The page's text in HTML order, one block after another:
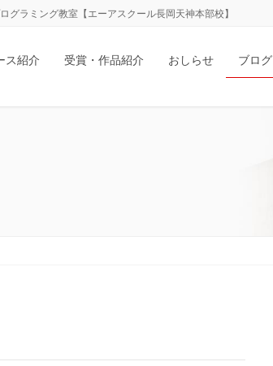
ラミング教室【エーアスクール長岡天神本部校】
ス紹介 受賞・作品紹介 おしらせ ブログ